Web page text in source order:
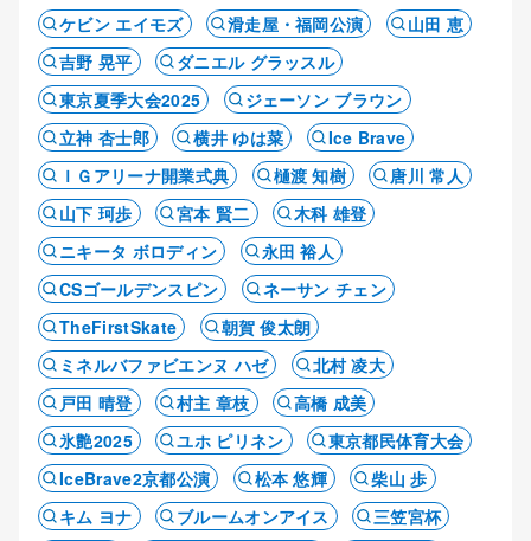
ケビン エイモズ
滑走屋・福岡公演
山田 恵
吉野 晃平
ダニエル グラッスル
東京夏季大会2025
ジェーソン ブラウン
立神 杏士郎
横井 ゆは菜
Ice Brave
ＩＧアリーナ開業式典
樋渡 知樹
唐川 常人
山下 珂歩
宮本 賢二
木科 雄登
ニキータ ボロディン
永田 裕人
CSゴールデンスピン
ネーサン チェン
TheFirstSkate
朝賀 俊太朗
ミネルバファビエンヌ ハゼ
北村 凌大
戸田 晴登
村主 章枝
高橋 成美
氷艶2025
ユホ ピリネン
東京都民体育大会
IceBrave2京都公演
松本 悠輝
柴山 歩
キム ヨナ
ブルームオンアイス
三笠宮杯